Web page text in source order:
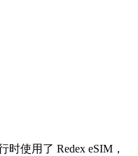
使用了 Redex eSIM，